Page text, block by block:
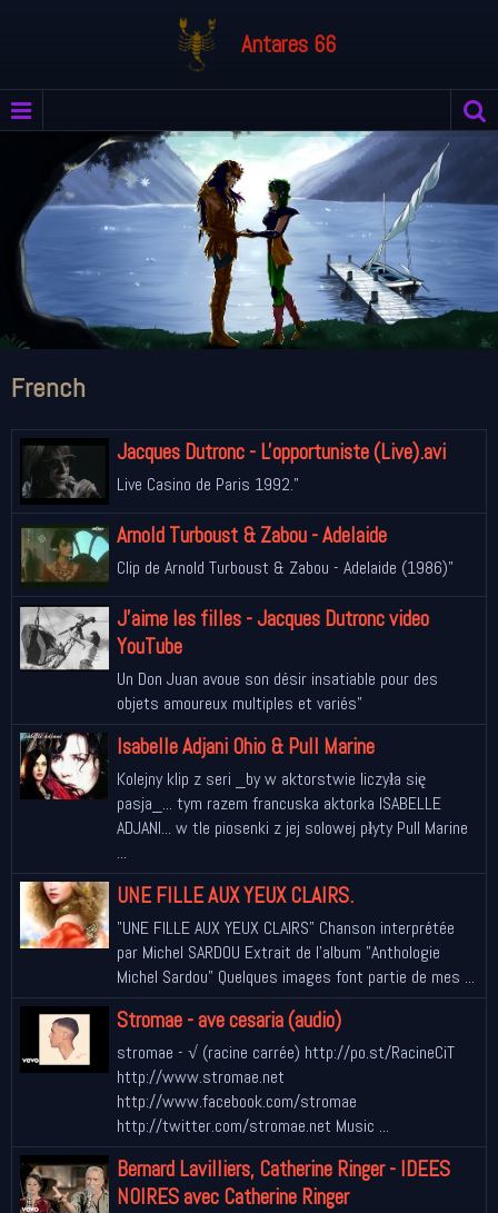
Antares 66
French
Jacques Dutronc - L'opportuniste (Live).avi
Live Casino de Paris 1992."
Arnold Turboust & Zabou - Adelaide
Clip de Arnold Turboust & Zabou - Adelaide (1986)"
J'aime les filles - Jacques Dutronc video
YouTube
Un Don Juan avoue son désir insatiable pour des
objets amoureux multiples et variés"
Isabelle Adjani Ohio & Pull Marine
Kolejny klip z seri _by w aktorstwie liczyła się
pasja_... tym razem francuska aktorka ISABELLE
ADJANI... w tle piosenki z jej solowej płyty Pull Marine
...
UNE FILLE AUX YEUX CLAIRS.
"UNE FILLE AUX YEUX CLAIRS" Chanson interprétée
par Michel SARDOU Extrait de l'album "Anthologie
Michel Sardou" Quelques images font partie de mes ...
Stromae - ave cesaria (audio)
stromae - √ (racine carrée) http://po.st/RacineCiT
http://www.stromae.net
http://www.facebook.com/stromae
http://twitter.com/stromae.net Music ...
Bernard Lavilliers, Catherine Ringer - IDEES
NOIRES avec Catherine Ringer